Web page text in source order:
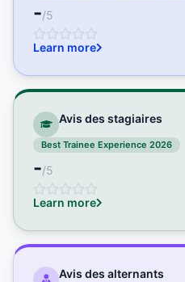
-/5
Learn more
Avis des stagiaires
Best Trainee Experience 2026
-/5
Learn more
Avis des alternants